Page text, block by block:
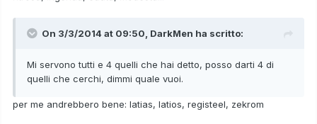
On 3/3/2014 at 09:50, DarkMen ha scritto:
Mi servono tutti e 4 quelli che hai detto, posso darti 4 di
quelli che cerchi, dimmi quale vuoi.
per me andrebbero bene: latias, latios, registeel, zekrom